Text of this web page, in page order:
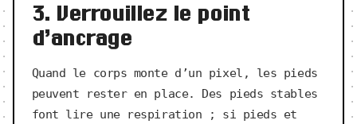
3. Verrouillez le point
d’ancrage
Quand le corps monte d’un pixel, les pieds
peuvent rester en place. Des pieds stables
font lire une respiration ; si pieds et